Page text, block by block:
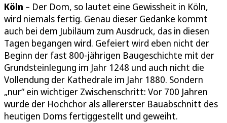
Köln – Der Dom, so lautet eine Gewissheit in Köln,
wird niemals fertig. Genau dieser Gedanke kommt
auch bei dem Jubiläum zum Ausdruck, das in diesen
Tagen begangen wird. Gefeiert wird eben nicht der
Beginn der fast 800-jährigen Baugeschichte mit der
Grundsteinlegung im Jahr 1248 und auch nicht die
Vollendung der Kathedrale im Jahr 1880. Sondern
„nur“ ein wichtiger Zwischenschritt: Vor 700 Jahren
wurde der Hochchor als allererster Bauabschnitt des
heutigen Doms fertiggestellt und geweiht.